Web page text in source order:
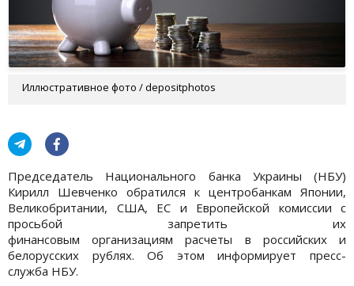
Иллюстративное фото / depositphotos
Председатель Национального банка Украины (НБУ)
Кирилл Шевченко обратился к центробанкам Японии,
Великобритании, США, ЕС и Европейской комиссии с
просьбой запретить их
финансовым организациям расчеты в российских и
белорусских рублях. Об этом информирует пресс-
служба НБУ.